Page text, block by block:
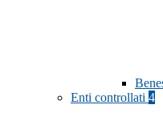
Enti controllati 4